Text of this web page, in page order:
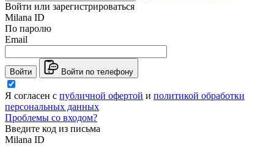
Войти или зарегистрироваться
Milana ID
По паролю
Email
Войти Войти по телефону
Я согласен с публичной офертой и политикой обработки
персональных данных
Проблемы со входом?
Введите код из письма
Milana ID